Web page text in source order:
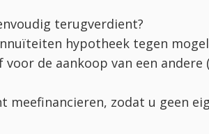
terugverdient?
hypotheek tegen
de aankoop van een andere
zodat u geen